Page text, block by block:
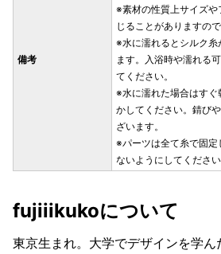
備考
※素材の性質上サイズや
じることがありますの
※水に濡れるとシルク
ます。入浴時や濡れる
てください。
※水に濡れた場合はす
かしてください。錆び
ざいます。
※パーツは全て糸で固定
ないようにしてください
fujiiikukoについて
東京生まれ。大学でデザインを学ん